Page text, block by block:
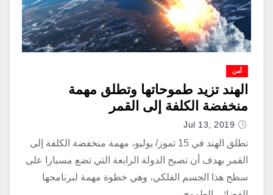
أمن
الهند تزيد طموحاتها وتطلق مهمة
منخفضة الكلفة إلى القمر
Jul 13, 2019
تطلق الهند في 15 تموز/ يوليو، مهمة منخفضة الكلفة إلى
القمر بهدف أن تصبح الدولة الرابعة التي تضع مسبارا على
سطح هذا الجسم الفلكي، وهي خطوة مهمة لبرنامجها